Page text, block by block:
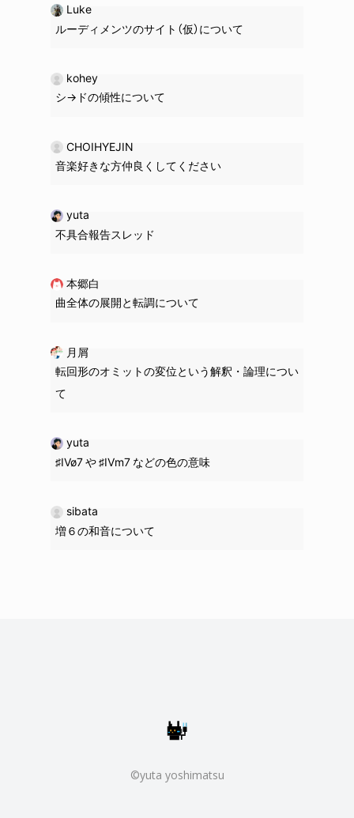
ルーディメンツのサイト（仮）について
Luke
シ→ドの傾性について
kohey
音楽好きな方仲良くしてください
CHOIHYEJIN
不具合報告スレッド
yuta
曲全体の展開と転調について
本郷白
転回形のオミットの変位という解釈・論理につい
て
月屑
♯IVø7 や ♯IVm7 などの色の意味
yuta
増６の和音について
sibata
©yuta yoshimatsu